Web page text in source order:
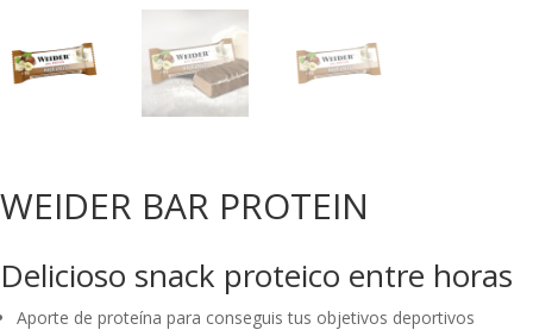
WEIDER BAR PROTEIN
Delicioso snack proteico entre horas
Aporte de proteína para conseguis tus objetivos deportivos